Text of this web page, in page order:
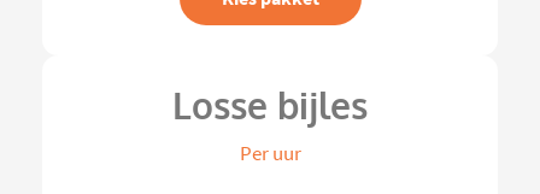
Losse bijles
Per uur